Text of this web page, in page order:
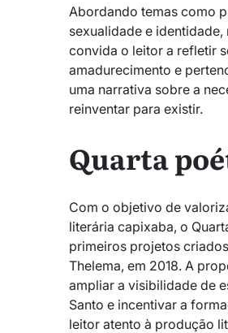
Abordando temas como
sexualidade e identidade,
convida o leitor a refletir
amadurecimento e
uma narrativa sobre a
reinventar para existir.
Quarta
Com o objetivo de
literária capixaba, o
primeiros projetos
Thelema, em 2018. A
ampliar a visibilidade de
Santo e incentivar a
leitor atento à produção